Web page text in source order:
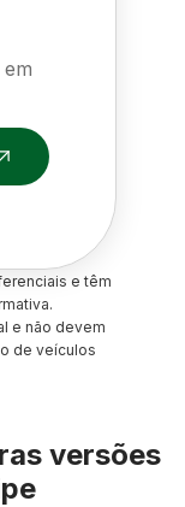
e têm
e não devem
de veículos
versões